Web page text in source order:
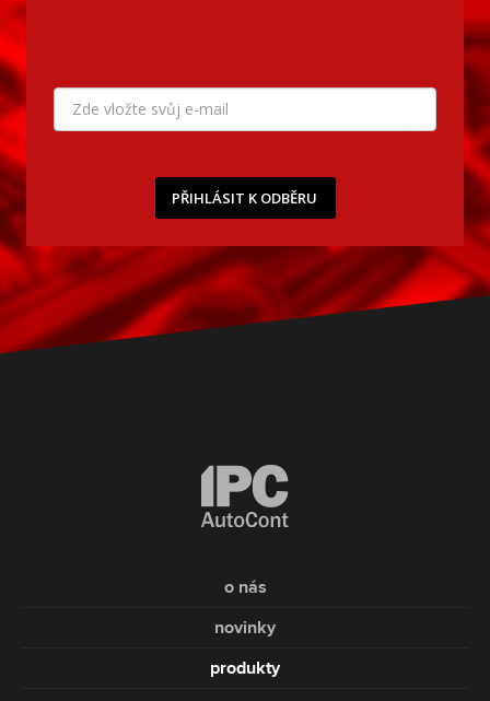
PŘIHLÁSIT K ODBĚRU
o nás
novinky
produkty